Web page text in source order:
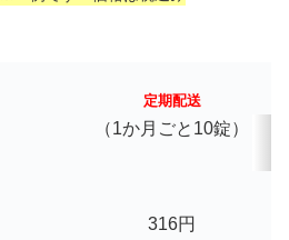
定期配送
（1か月ごと10錠）
316円